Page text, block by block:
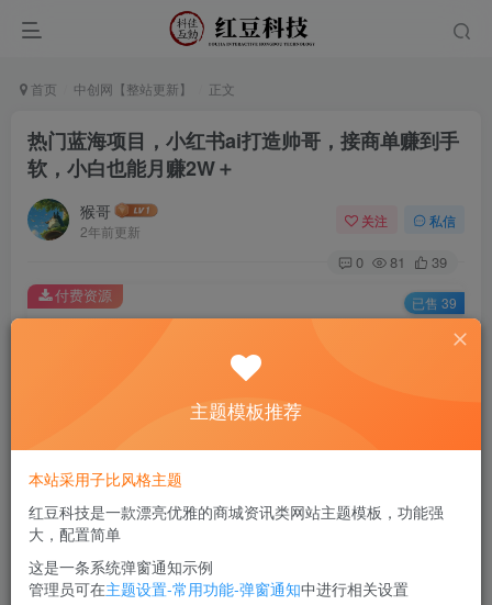
首页 中创网【整站更新】 正文
热门蓝海项目，小红书ai打造帅哥，接商单赚到手
软，小白也能月赚2W＋
猴哥
2年前更新
关注 私信
0 81 39
此内容为付费资源，请付费后查看
￥9.9
您当前未登录！建议登陆后购买，可保存购买订单
付费资源 已售 39
热门蓝海项目，小红书ai打造帅哥，接商单赚到手软，小白
主题模板推荐
本站采用子比风格主题
红豆科技是一款漂亮优雅的商城资讯类网站主题模板，功能强
大，配置简单
这是一条系统弹窗通知示例
管理员可在主题设置-常用功能-弹窗通知中进行相关设置